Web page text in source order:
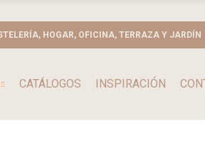
HOGAR, OFICINA, TERRAZA Y JARDÍN
CATÁLOGOS INSPIRACIÓN